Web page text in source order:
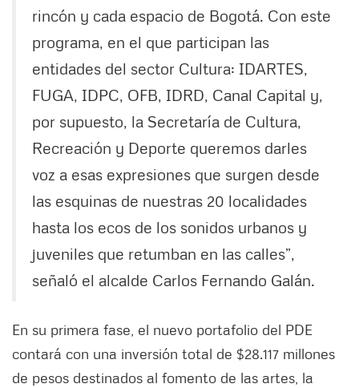
rincón y cada espacio de Bogotá. Con este
programa, en el que participan las
entidades del sector Cultura: IDARTES,
FUGA, IDPC, OFB, IDRD, Canal Capital y,
por supuesto, la Secretaría de Cultura,
Recreación y Deporte queremos darles
voz a esas expresiones que surgen desde
las esquinas de nuestras 20 localidades
hasta los ecos de los sonidos urbanos y
juveniles que retumban en las calles”,
señaló el alcalde Carlos Fernando Galán.
En su primera fase, el nuevo portafolio del PDE
contará con una inversión total de $28.117 millones
de pesos destinados al fomento de las artes, la